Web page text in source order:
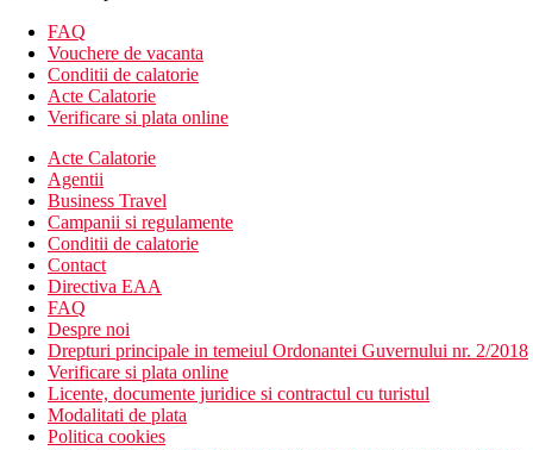
facilitatile de mai sus)
Family Suite Club
2 camere separate (dormitor si living)
1 baie
balcon
45 m2
Suita superioara
2 camere separate (dormitor si living)
2 bai
balcon
48 m2
Camera de familie Deluxe
3 camere separate (2 dormitoare si un living)
2 bai
3 TV LCD/Sat.
aparat de cafea cu capsule
terasa
80 m2
FAQ
Vouchere de vacanta
Conditii de calatorie
Acte Calatorie
Verificare si plata online
Acte Calatorie
Agentii
Business Travel
Campanii si regulamente
Conditii de calatorie
Contact
Directiva EAA
FAQ
Despre noi
Drepturi principale in temeiul Ordonantei Guvernului nr. 2/2018
Verificare si plata online
Licente, documente juridice si contractul cu turistul
Modalitati de plata
Politica cookies